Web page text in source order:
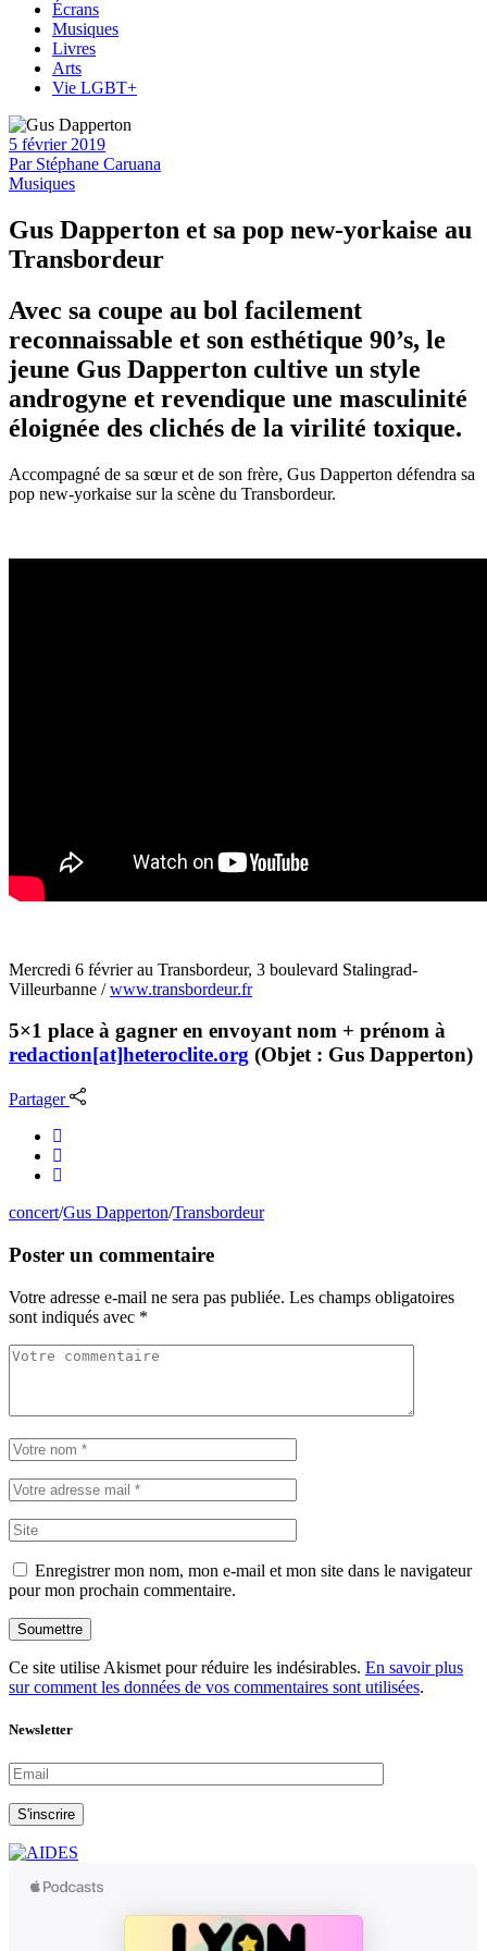
Écrans
Musiques
Livres
Arts
Vie LGBT+
5 février 2019
Par Stéphane Caruana
Musiques
Gus Dapperton et sa pop new-yorkaise au
Transbordeur
Avec sa coupe au bol facilement
reconnaissable et son esthétique 90’s, le
jeune Gus Dapperton cultive un style
androgyne et revendique une masculinité
éloignée des clichés de la virilité toxique.
Accompagné de sa sœur et de son frère, Gus Dapperton défendra sa
pop new-yorkaise sur la scène du Transbordeur.
Mercredi 6 février au Transbordeur, 3 boulevard Stalingrad-
Villeurbanne /www.transbordeur.fr
5×1 place à gagner en envoyant nom + prénom à
redaction[at]heteroclite.org (Objet : Gus Dapperton)
Partager
concert/Gus Dapperton/Transbordeur
Poster un commentaire
Votre adresse e-mail ne sera pas publiée. Les champs obligatoires
sont indiqués avec *
Enregistrer mon nom, mon e-mail et mon site dans le navigateur
pour mon prochain commentaire.
Soumettre
Ce site utilise Akismet pour réduire les indésirables. En savoir plus
sur comment les données de vos commentaires sont utilisées.
Newsletter
S'inscrire